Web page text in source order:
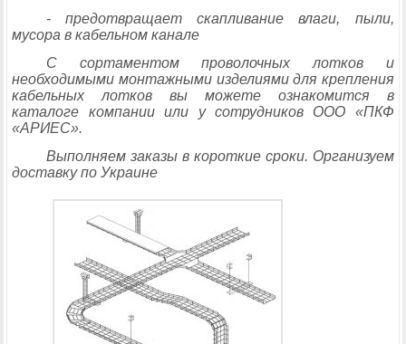
- предотвращает скапливание влаги, пыли,
мусора в кабельном канале
С сортаментом проволочных лотков и
необходимыми монтажными изделиями для крепления
кабельных лотков вы можете ознакомится в
каталоге компании или у сотрудников ООО «ПКФ
«АРИЕС».
Выполняем заказы в короткие сроки. Организуем
доставку по Украине